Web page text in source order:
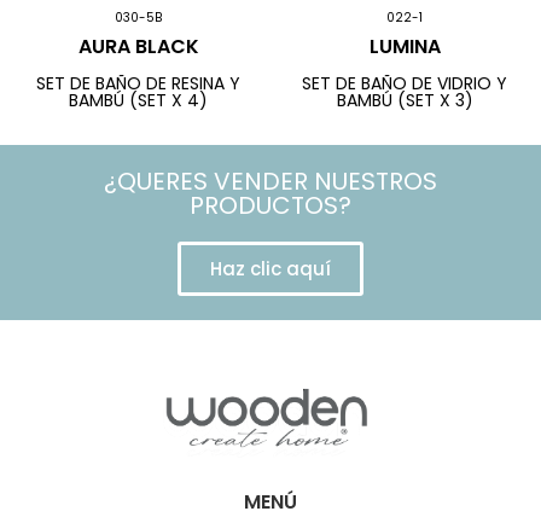
030-5B
AURA BLACK
SET DE BAÑO DE RESINA Y
BAMBÚ (SET X 4)
022-1
LUMINA
SET DE BAÑO DE VIDRIO Y
BAMBÚ (SET X 3)
¿QUERES VENDER NUESTROS
PRODUCTOS?
Haz clic aquí
MENÚ